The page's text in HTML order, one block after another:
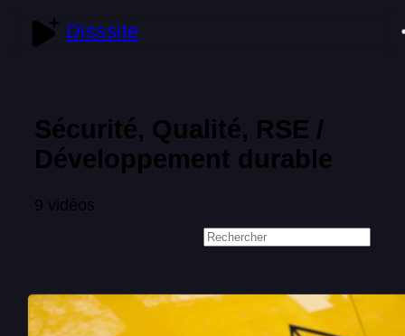
Disssite
Sécurité, Qualité, RSE /
Développement durable
9 vidéos